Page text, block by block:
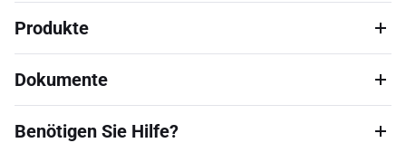
Produkte
Dokumente
Benötigen Sie Hilfe?